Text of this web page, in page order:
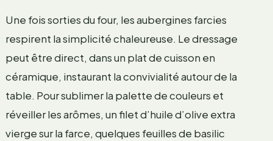
Une fois sorties du four, les aubergines farcies
respirent la simplicité chaleureuse. Le dressage
peut être direct, dans un plat de cuisson en
céramique, instaurant la convivialité autour de la
table. Pour sublimer la palette de couleurs et
réveiller les arômes, un filet d’huile d’olive extra
vierge sur la farce, quelques feuilles de basilic